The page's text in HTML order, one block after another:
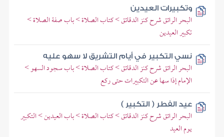
وتكبيرات العيدين
البحر الرائق شرح كنز الدقائق > كتاب الصلاة > باب صفة الصلاة >
تكبير العيدين
نسي التكبير في أيام التشريق لا سهو عليه
البحر الرائق شرح كنز الدقائق > كتاب الصلاة > باب سجود السهو >
الإمام إذا سها عن التكبيرات حتى ركع
عيد الفطر ( التكبير )
البحر الرائق شرح كنز الدقائق > كتاب الصلاة > باب العيدين > التكبير
يوم العيد